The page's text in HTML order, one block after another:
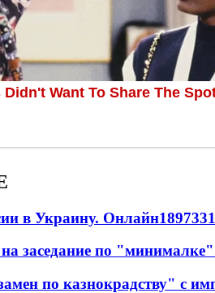
в Украину. Онлайн18973
заседание по "минималке"
по казнокрадству" с